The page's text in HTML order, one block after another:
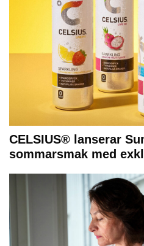
CELSIUS® lanserar
sommarsmak med